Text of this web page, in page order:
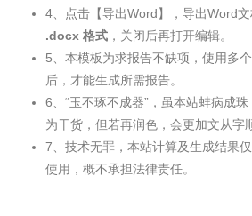
4、点击【导出Word】，导出Word
.docx 格式 ，关闭后再打开编辑。
5、本模板为求报告不缺项，使用多
后，才能生成所需报告。
6、“玉不琢不成器”，虽本站蚌病成
为干货，但若再润色，会更加文从字
7、技术无罪，本站计算及生成结果
使用，概不承担法律责任。